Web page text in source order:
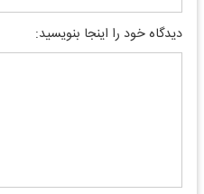
دیدگاه خود را اینجا بنویسید: